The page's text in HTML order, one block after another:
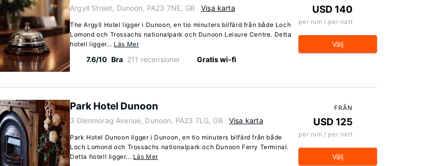
Argyll Street, Dunoon, PA23 7NE, GB Visa karta
The Argyll Hotel ligger i Dunoon, en tio minuters bilfärd från både Loch
Lomond och Trossachs nationalpark och Dunoon Leisure Centre. Detta
hotell ligger... Läs Mer
7.6/10 Bra 211 recensioner Gratis wi-fi
USD 140
per rum / per natt
Välj
Park Hotel Dunoon
3 Glenmorag Avenue, Dunoon, PA23 7LG, GB Visa karta
Park Hotel Dunoon ligger i Dunoon, en tio minuters bilfärd från både
Loch Lomond och Trossachs nationalpark och Dunoon Ferry Terminal.
Detta hotell ligger... Läs Mer
FRÅN
USD 125
per rum / per natt
Välj